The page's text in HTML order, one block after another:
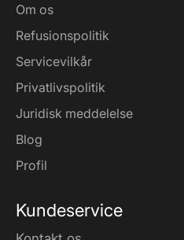
Om os
Refusionspolitik
Servicevilkår
Privatlivspolitik
Juridisk meddelelse
Blog
Profil
Kundeservice